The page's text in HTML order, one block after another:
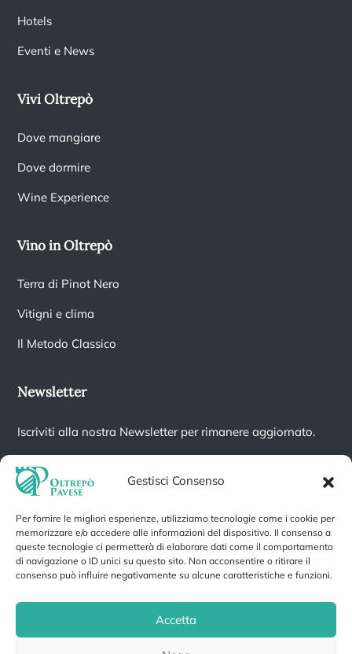
Gestisci Consenso
Per fornire le migliori esperienze, utilizziamo tecnologie come i cookie per
memorizzare e/o accedere alle informazioni del dispositivo. Il consenso a
queste tecnologie ci permetterà di elaborare dati come il comportamento
di navigazione o ID unici su questo sito. Non acconsentire o ritirare il
consenso può influire negativamente su alcune caratteristiche e funzioni.
Accetta
Hotels
Eventi e News
Vivi Oltrepò
Dove mangiare
Dove dormire
Wine Experience
Vino in Oltrepò
Terra di Pinot Nero
Vitigni e clima
Il Metodo Classico
Newsletter
Iscriviti alla nostra Newsletter per rimanere aggiornato.
Iscrivendoti accetti la nostra Informativa sulla privacy
e fornisci il
consenso a ricevere aggiornamenti dalla nostra azienda.
Privacy Policy